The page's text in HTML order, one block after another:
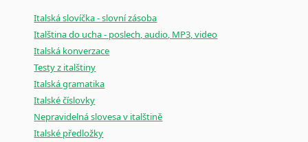
Italská slovíčka - slovní zásoba
Italština do ucha - poslech, audio, MP3, video
Italská konverzace
Testy z italštiny
Italská gramatika
Italské číslovky
Nepravidelná slovesa v italštině
Italské předložky